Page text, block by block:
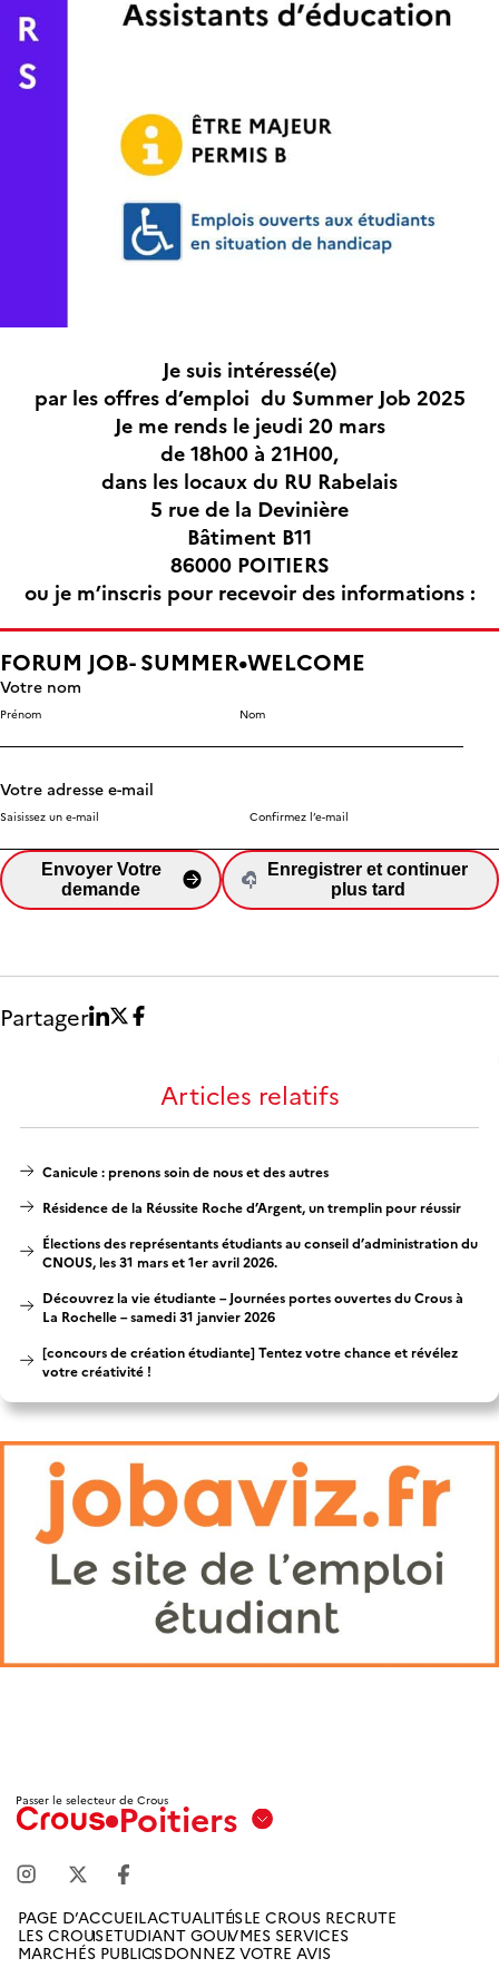
Je suis intéressé(e)
par les offres d’emploi du Summer Job 2025
Je me rends le jeudi 20 mars
de 18h00 à 21H00,
dans les locaux du RU Rabelais
5 rue de la Devinière
Bâtiment B11
86000 POITIERS
ou je m’inscris pour recevoir des informations :
FORUM JOB- SUMMER•WELCOME
Votre nom
Prénom Nom
Votre adresse e-mail
Saisissez un e-mail Confirmez l’e-mail
Envoyer Votre
demande
Enregistrer et continuer
plus tard
Partager
Articles relatifs
Canicule : prenons soin de nous et des autres
Résidence de la Réussite Roche d’Argent, un tremplin pour réussir
Élections des représentants étudiants au conseil d’administration du
CNOUS, les 31 mars et 1er avril 2026.
Découvrez la vie étudiante – Journées portes ouvertes du Crous à
La Rochelle – samedi 31 janvier 2026
[concours de création étudiante] Tentez votre chance et révélez
votre créativité !
Passer le selecteur de CrousPoitiers
Marseille
Amiens
PAGE D’ACCUEILACTUALITÉSLE CROUS RECRUTE
LES CROUSETUDIANT GOUVMES SERVICES
MARCHÉS PUBLICSDONNEZ VOTRE AVIS